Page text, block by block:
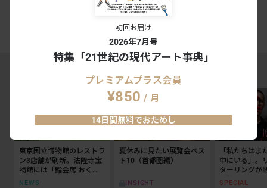
MAGAZINE RANKING TOP5
東京国立博物館のレストラ
ン3店舗が刷新。法隆寺宝
物館には「鮨会席 おく
乃」がオープン
NEWS
夏休みに見たい展覧会ベス
ト10（首都圏編）
INSIGHT
「私たちはま
中にいる」。
ターリングが
抵抗の50年
SPECIAL
初回お届け
2026年7月号
特集「21世紀の現代アート事典」
プレミアムプラス会員
¥850 / 月
14日間無料でおためし